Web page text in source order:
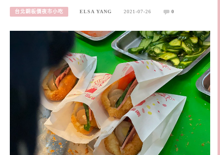
台北銅板價夜市小吃 ELSA YANG 2021-07-26 0